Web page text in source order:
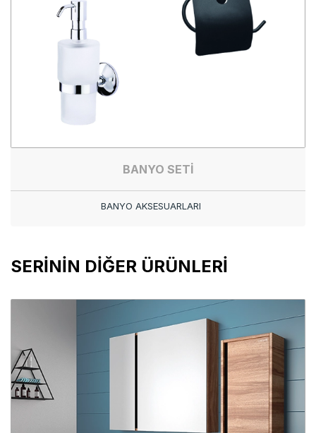
BANYO SETİ
BANYO AKSESUARLARI
SERİNİN DİĞER ÜRÜNLERİ